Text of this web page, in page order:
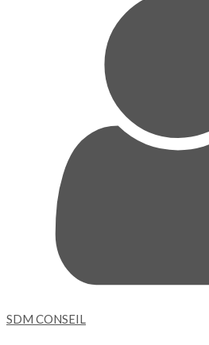
SDM CONSEIL